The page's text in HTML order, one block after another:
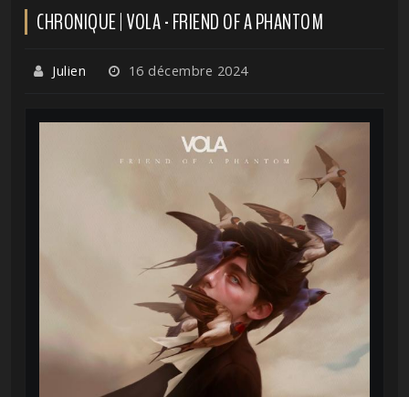
CHRONIQUE | VOLA - FRIEND OF A PHANTOM
Julien 16 décembre 2024